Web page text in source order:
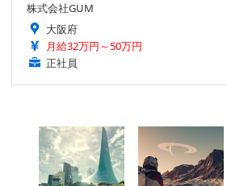
株式会社GUM
大阪府
月給32万円～50万円
正社員